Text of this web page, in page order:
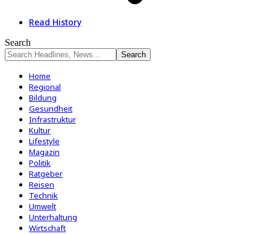
Read History
Search
Home
Regional
Bildung
Gesundheit
Infrastruktur
Kultur
Lifestyle
Magazin
Politik
Ratgeber
Reisen
Technik
Umwelt
Unterhaltung
Wirtschaft